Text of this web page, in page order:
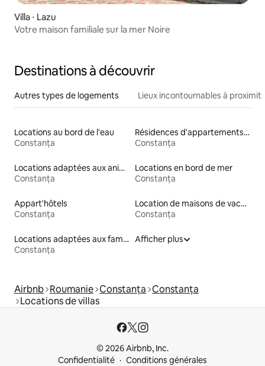
Villa ⋅ Lazu
Votre maison familiale sur la mer Noire
Destinations à découvrir
Autres types de logements Lieux incontournables à
Locations au bord de l'eau
Constanța
Résidences d'appartements en location
Constanța
Locations adaptées aux animaux
Constanța
Locations en bord de mer
Constanța
Appart'hôtels
Constanța
Location de maisons de vacances
Constanța
Locations adaptées aux familles
Constanța
Afficher plus
Airbnb Roumanie Constanța Constanța
Locations de villas
© 2026 Airbnb, Inc.
Confidentialité
Conditions générales